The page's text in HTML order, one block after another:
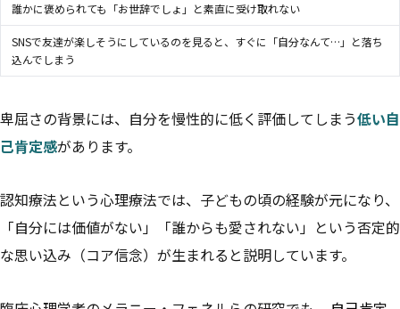
誰かに褒められても「お世辞でしょ」と素直に受け取れない
SNSで友達が楽しそうにしているのを見ると、すぐに「自分なんて…」と落ち
込んでしまう
卑屈さの背景には、自分を慢性的に低く評価してしまう低い自
己肯定感があります。
認知療法という心理療法では、子どもの頃の経験が元になり、
「自分には価値がない」「誰からも愛されない」という否定的
な思い込み（コア信念）が生まれると説明しています。